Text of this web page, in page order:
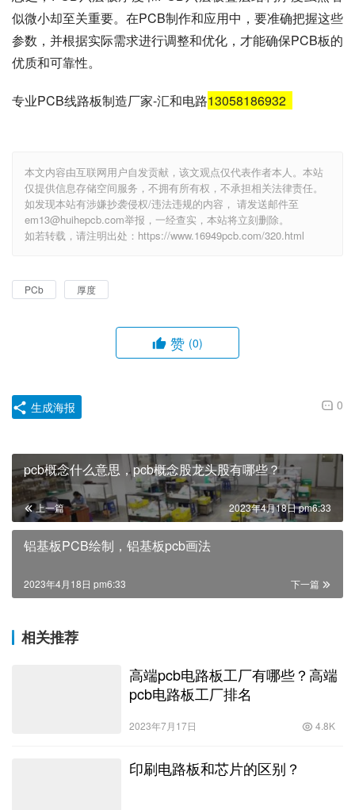
似微小却至关重要。在PCB制作和应用中，要准确把握这些
参数，并根据实际需求进行调整和优化，才能确保PCB板的
优质和可靠性。
专业PCB线路板制造厂家-汇和电路13058186932
本文内容由互联网用户自发贡献，该文观点仅代表作者本人。本站
仅提供信息存储空间服务，不拥有所有权，不承担相关法律责任。
如发现本站有涉嫌抄袭侵权/违法违规的内容， 请发送邮件至
em13@huihepcb.com举报，一经查实，本站将立刻删除。
如若转载，请注明出处：https://www.16949pcb.com/320.html
PCb 厚度
赞 (0)
0
生成海报
pcb概念什么意思，pcb概念股龙头股有哪些？
上一篇 2023年4月18日 pm6:33
铝基板PCB绘制，铝基板pcb画法
下一篇
2023年4月18日 pm6:33
相关推荐
高端pcb电路板工厂有哪些？高端
pcb电路板工厂排名
2023年7月17日 4.8K
印刷电路板和芯片的区别？